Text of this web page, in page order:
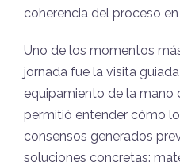
coherencia del proceso
Uno de los momentos
jornada fue la visita
equipamiento de la mano
permitió entender cómo
consensos generados
soluciones concretas: